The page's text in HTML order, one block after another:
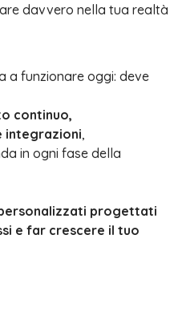
davvero nella tua realtà
a funzionare oggi: deve
continuo,
integrazioni,
in ogni fase della
progettati
e far crescere il tuo